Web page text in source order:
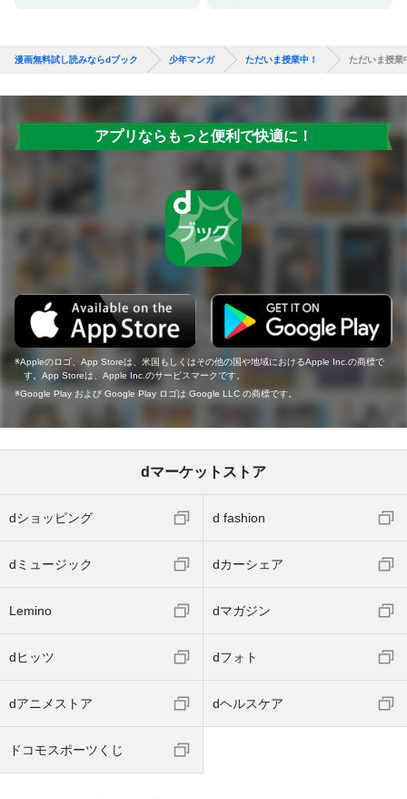
漫画無料試し読みならdブック 少年マンガ ただいま授業中！ ただいま授業
アプリならもっと便利で快適に！
Appleのロゴ、App Storeは、米国もしくはその他の国や地域におけるApple Inc.の商標で
す。App Storeは、Apple Inc.のサービスマークです。
Google Play および Google Play ロゴは Google LLC の商標です。
dマーケットストア
dショッピング d fashion
dミュージック dカーシェア
Lemino dマガジン
dヒッツ dフォト
dアニメストア dヘルスケア
ドコモスポーツくじ